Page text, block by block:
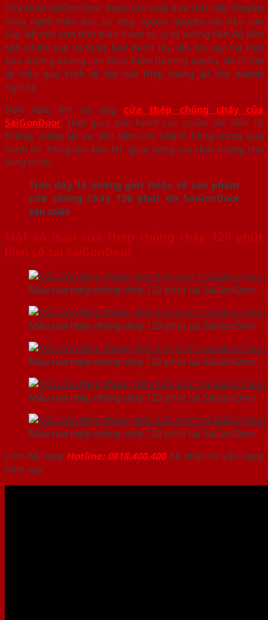
Cửa thép SaiGonDoor được sản xuất dựa trên dây chuyền
công nghệ hiện đại, sử dụng nguồn nguyên vật liệu cao
cấp, bề mặt sơn tĩnh điện được xử lý kỹ lưỡng nên độ bền
sản phẩm cao và được bảo hành lâu dài. Do vậy mà việc
bảo dưỡng không cần thực hiện thường xuyên, đó chính
là hiệu quả kinh tế mà cửa thép mang lại cho doanh
nghiệp
Hơn nữa, khi sử dụng cửa thép chống cháy của
SaiGonDoor, thời gian bảo hành sản phẩm lên đến 12
tháng, mang lại sự yên tâm cho khách hàng trong quá
trình hư hỏng cần bảo trì, giúp nâng cao chất lượng cho
công trình
Trên đây, là những giới thiệu về sản phẩm
cửa chống cháy 120 phút do SaiGonDoor
sản xuất
Một số mẫu cửa thép chống cháy 120 phút
hiện có tại SaiGonDoor
Mẫu cửa thép chống cháy 120 phút tại SaiGonDoor
Mẫu cửa thép chống cháy 120 phút tại SaiGonDoor
Mẫu cửa thép chống cháy 120 phút tại SaiGonDoor
Mẫu cửa thép chống cháy 120 phút tại SaiGonDoor
Mẫu cửa thép chống cháy 120 phút tại SaiGonDoor
Liên hệ ngay Hotline: 0818.400.400để nhận tư vấn ngay
hôm nay